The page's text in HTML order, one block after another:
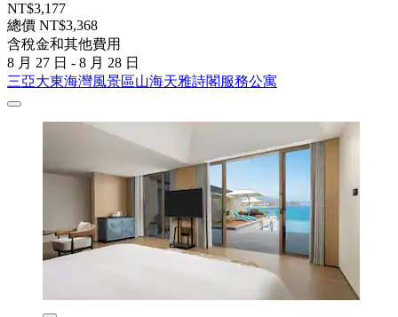
NT$3,177
總價 NT$3,368
含稅金和其他費用
8 月 27 日 - 8 月 28 日
三亞大東海灣風景區山海天雅詩閣服務公寓